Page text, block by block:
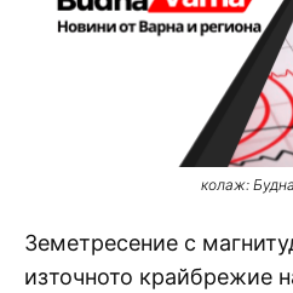
колаж:
Земетресение с
източното крайбрежие